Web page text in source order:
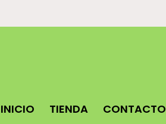
INICIO TIENDA CONTACTO